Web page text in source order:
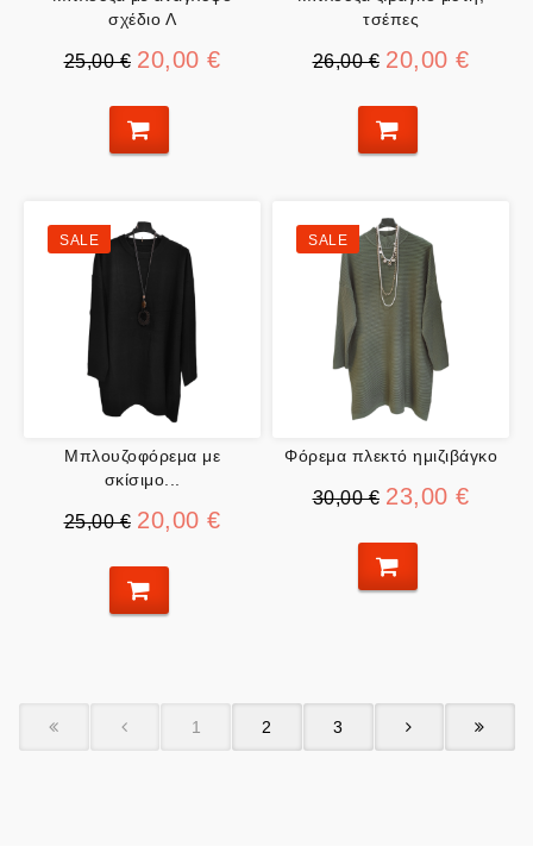
σχέδιο Λ
25,00 € 20,00 €
τσέπες
26,00 € 20,00 €
SALE
Μπλουζοφόρεμα με
σκίσιμο...
25,00 € 20,00 €
SALE
Φόρεμα πλεκτό ημιζιβάγκο
30,00 € 23,00 €
1 2 3